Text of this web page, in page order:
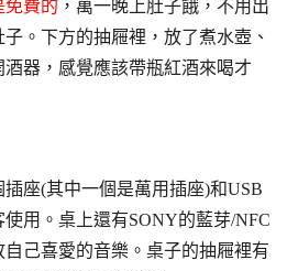
免費的 ，萬一晚上肚子餓，不用出
。下方的抽屜裡，放了煮水壺、
器，感覺應該帶瓶紅酒來喝才
座(其中一個是萬用插座)和USB
用。桌上還有SONY的藍芽/NFC
己喜愛的音樂。桌子的抽屜裡有